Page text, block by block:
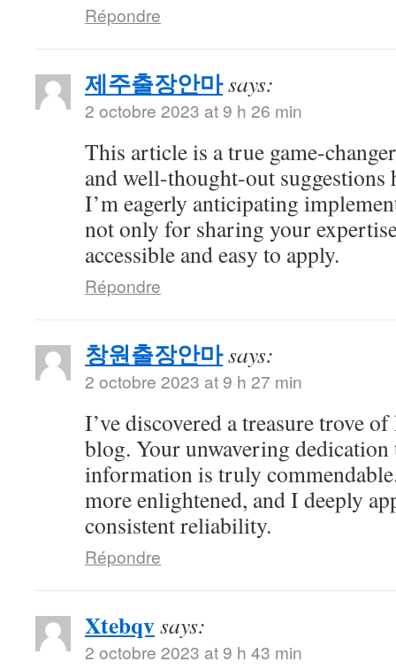
Répondre
제주출장안마says:
2 octobre 2023 at 9 h 26 min
This article is a true game-
and well-thought-out
I’m eagerly anticipating
not only for sharing your
accessible and easy to apply.
Répondre
창원출장안마says:
2 octobre 2023 at 9 h 27 min
I’ve discovered a treasure trove
blog. Your unwavering
information is truly
more enlightened, and I deeply
consistent reliability.
Répondre
Xtebqvsays:
2 octobre 2023 at 9 h 43 min